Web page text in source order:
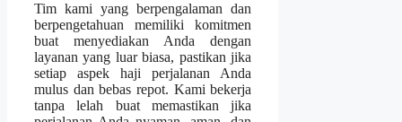
Tim kami yang berpengalaman dan
berpengetahuan memiliki komitmen
buat menyediakan Anda dengan
layanan yang luar biasa, pastikan jika
setiap aspek haji perjalanan Anda
mulus dan bebas repot. Kami bekerja
tanpa lelah buat memastikan jika